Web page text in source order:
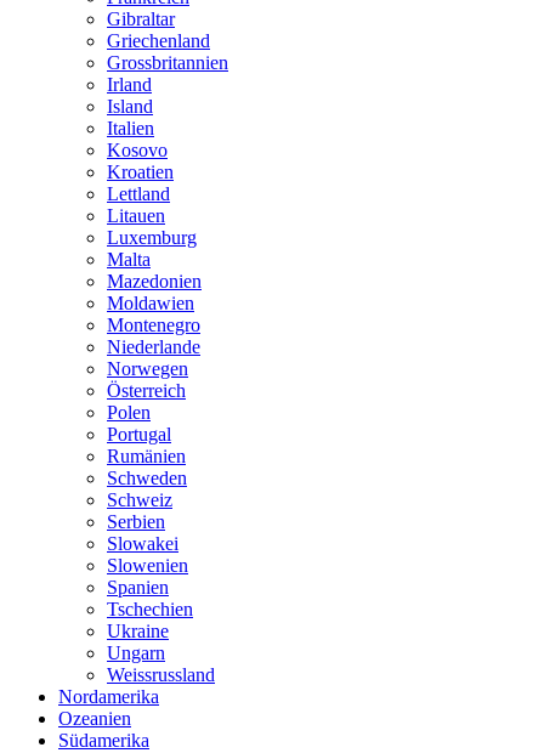
Gibraltar
Griechenland
Grossbritannien
Irland
Island
Italien
Kosovo
Kroatien
Lettland
Litauen
Luxemburg
Malta
Mazedonien
Moldawien
Montenegro
Niederlande
Norwegen
Österreich
Polen
Portugal
Rumänien
Schweden
Schweiz
Serbien
Slowakei
Slowenien
Spanien
Tschechien
Ukraine
Ungarn
Weissrussland
Nordamerika
Ozeanien
Südamerika